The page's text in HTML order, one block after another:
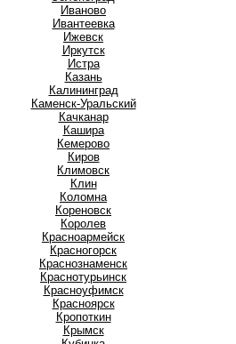
Иваново
Ивантеевка
Ижевск
Иркутск
Истра
Казань
Калининград
Каменск-Уральский
Качканар
Кашира
Кемерово
Киров
Климовск
Клин
Коломна
Кореновск
Королев
Красноармейск
Красногорск
Краснознаменск
Краснотурьинск
Красноуфимск
Красноярск
Кропоткин
Крымск